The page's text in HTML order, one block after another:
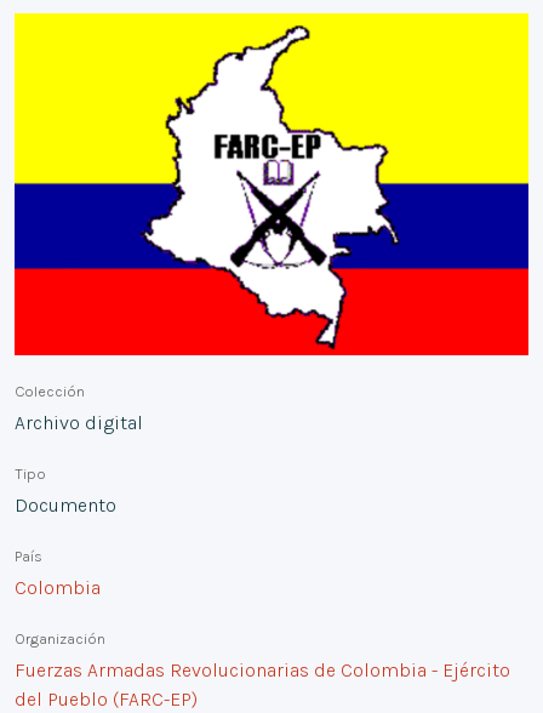
Colección
Archivo digital
Tipo
Documento
País
Colombia
Organización
Fuerzas Armadas Revolucionarias de Colombia - Ejército
del Pueblo (FARC-EP)